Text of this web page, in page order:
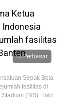
Perbesar
Sepak Bola
fasilitas di
(BIS). Foto: